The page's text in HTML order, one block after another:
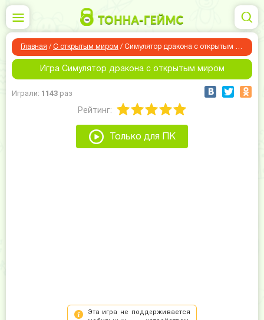
Главная / С открытым миром / Симулятор дракона с открытым миром
Игра Симулятор дракона с открытым миром
Играли: 1143 раз
Рейтинг:
Только для ПК